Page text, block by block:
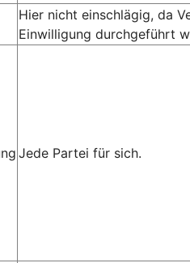
Hier nicht einschlägig, da
Einwilligung durchgeführt
Jede Partei für sich.